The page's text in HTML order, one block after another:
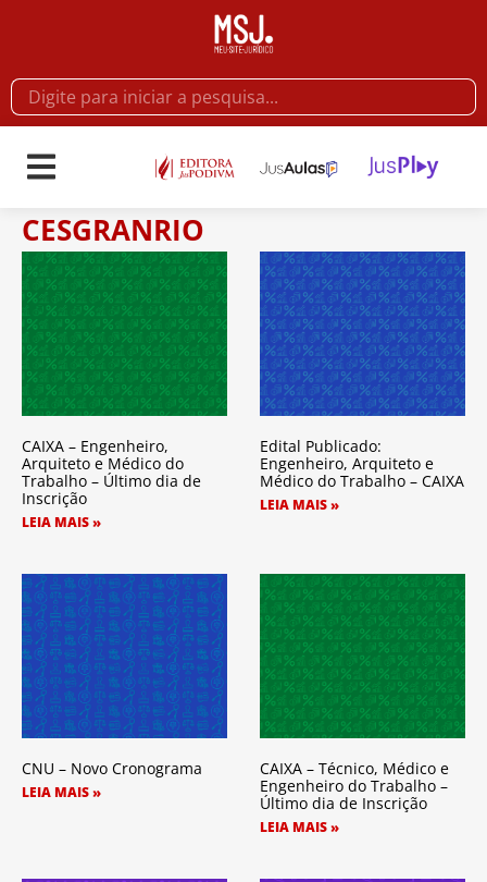
CESGRANRIO
CAIXA – Engenheiro,
Arquiteto e Médico do
Trabalho – Último dia de
Inscrição
LEIA MAIS »
Edital Publicado:
Engenheiro, Arquiteto e
Médico do Trabalho – CAIXA
LEIA MAIS »
CNU – Novo Cronograma
LEIA MAIS »
CAIXA – Técnico, Médico e
Engenheiro do Trabalho –
Último dia de Inscrição
LEIA MAIS »